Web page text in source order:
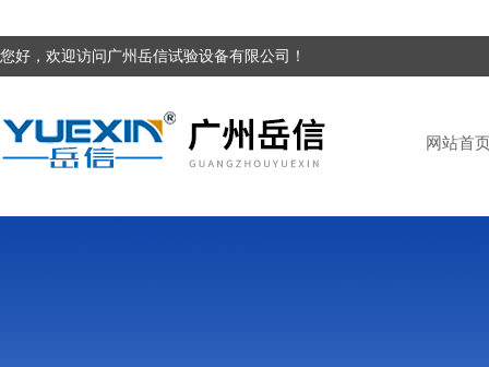
您好，欢迎访问广州岳信试验设备有限公司！
网站首